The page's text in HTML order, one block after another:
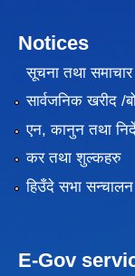
Notices
सूचना तथा समाचार
सार्वजनिक खरीद /
एन, कानुन तथा
कर तथा शुल्कहरु
हिउँदे सभा
E-Gov